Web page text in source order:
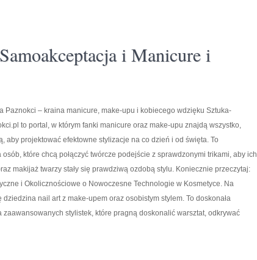
i Manicure i
Paznokci – kraina manicure, make-upu i kobiecego wdzięku Sztuka-
to portal, w którym fanki manicure oraz make-upu znajdą wszystko,
aby projektować efektowne stylizacje na co dzień i od święta. To
osób, które chcą połączyć twórcze podejście z sprawdzonymi trikami, aby ich
makijaż twarzy stały się prawdziwą ozdobą stylu. Koniecznie przeczytaj:
i Okolicznościowe o Nowoczesne Technologie w Kosmetyce. Na
nail art z make-upem oraz osobistym stylem. To doskonała
stylistek, które pragną doskonalić warsztat, odkrywać